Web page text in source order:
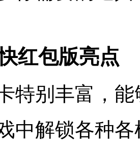
红包版亮点
特别丰富，
中解锁各种